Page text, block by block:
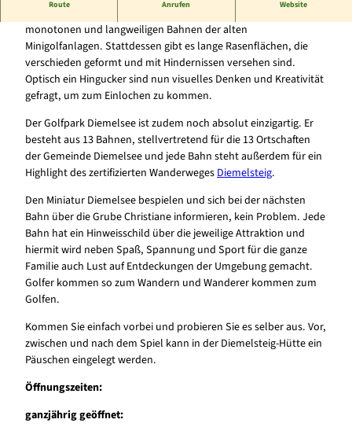
Route Anrufen Website
monotonen und langweiligen Bahnen der alten
Minigolfanlagen. Stattdessen gibt es lange Rasenflächen, die
verschieden geformt und mit Hindernissen versehen sind.
Optisch ein Hingucker sind nun visuelles Denken und Kreativität
gefragt, um zum Einlochen zu kommen.
Der Golfpark Diemelsee ist zudem noch absolut einzigartig. Er
besteht aus 13 Bahnen, stellvertretend für die 13 Ortschaften
der Gemeinde Diemelsee und jede Bahn steht außerdem für ein
Highlight des zertifizierten WanderwegesDiemelsteig.
Den Miniatur Diemelsee bespielen und sich bei der nächsten
Bahn über die Grube Christiane informieren, kein Problem. Jede
Bahn hat ein Hinweisschild über die jeweilige Attraktion und
hiermit wird neben Spaß, Spannung und Sport für die ganze
Familie auch Lust auf Entdeckungen der Umgebung gemacht.
Golfer kommen so zum Wandern und Wanderer kommen zum
Golfen.
Kommen Sie einfach vorbei und probieren Sie es selber aus. Vor,
zwischen und nach dem Spiel kann in der Diemelsteig-Hütte ein
Päuschen eingelegt werden.
Öffnungszeiten:
ganzjährig geöffnet: